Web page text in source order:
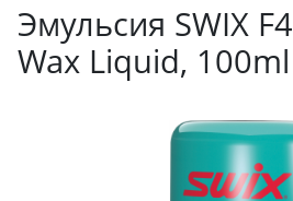
Эмульсия SWIX
Wax Liquid, 100ml